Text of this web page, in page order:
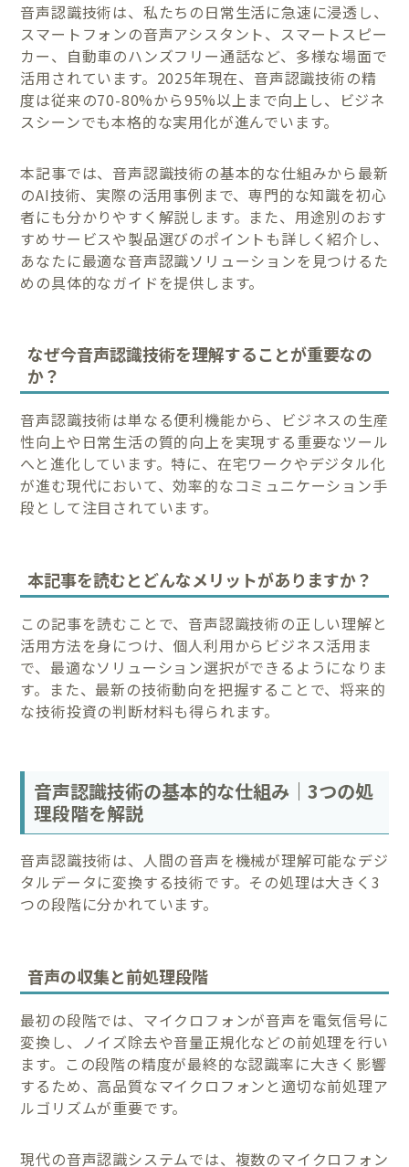
音声認識技術は、私たちの日常生活に急速に浸透し、
スマートフォンの音声アシスタント、スマートスピー
カー、自動車のハンズフリー通話など、多様な場面で
活用されています。2025年現在、音声認識技術の精
度は従来の70-80%から95%以上まで向上し、ビジネ
スシーンでも本格的な実用化が進んでいます。
本記事では、音声認識技術の基本的な仕組みから最新
のAI技術、実際の活用事例まで、専門的な知識を初心
者にも分かりやすく解説します。また、用途別のおす
すめサービスや製品選びのポイントも詳しく紹介し、
あなたに最適な音声認識ソリューションを見つけるた
めの具体的なガイドを提供します。
なぜ今音声認識技術を理解することが重要なの
か？
音声認識技術は単なる便利機能から、ビジネスの生産
性向上や日常生活の質的向上を実現する重要なツール
へと進化しています。特に、在宅ワークやデジタル化
が進む現代において、効率的なコミュニケーション手
段として注目されています。
本記事を読むとどんなメリットがありますか？
この記事を読むことで、音声認識技術の正しい理解と
活用方法を身につけ、個人利用からビジネス活用ま
で、最適なソリューション選択ができるようになりま
す。また、最新の技術動向を把握することで、将来的
な技術投資の判断材料も得られます。
音声認識技術の基本的な仕組み｜3つの処
理段階を解説
音声認識技術は、人間の音声を機械が理解可能なデジ
タルデータに変換する技術です。その処理は大きく3
つの段階に分かれています。
音声の収集と前処理段階
最初の段階では、マイクロフォンが音声を電気信号に
変換し、ノイズ除去や音量正規化などの前処理を行い
ます。この段階の精度が最終的な認識率に大きく影響
するため、高品質なマイクロフォンと適切な前処理ア
ルゴリズムが重要です。
現代の音声認識システムでは、複数のマイクロフォン